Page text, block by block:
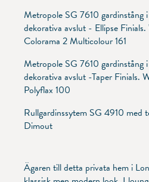
Metropole SG 7610 gardinstång
dekorativa avslut - Ellipse
Colorama 2 Multicolour 161
Metropole SG 7610 gardinstång
dekorativa avslut -Taper Finials.
Polyflax 100
Rullgardinssytem SG 4910 med
Dimout
Ägaren till detta privata hem i